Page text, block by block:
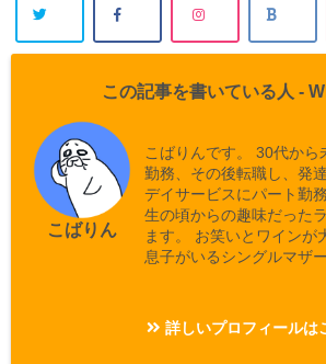
この記事を書いている人 -
こばりん
こばりんです。 30代から
勤務、その後転職し、発
デイサービスにパート勤
生の頃からの趣味だった
ます。 お笑いとワインが
息子がいるシングルマザ
詳しいプロフィールは